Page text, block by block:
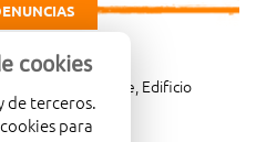
4, 03114 Alicante, Edificio
planta 3ª
cookies
de terceros.
para